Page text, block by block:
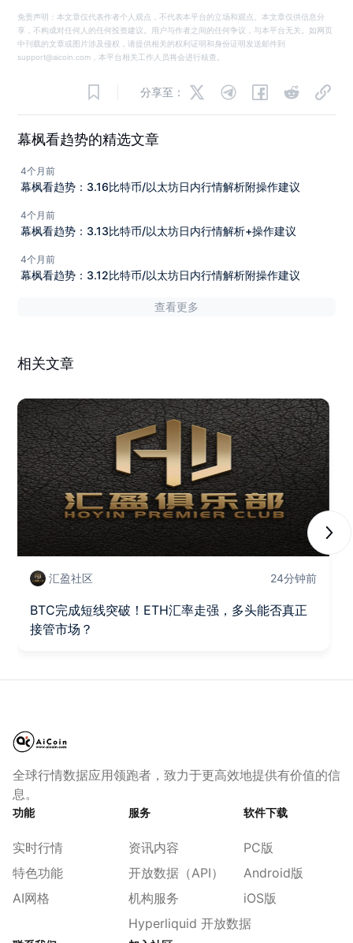
免责声明：本文章仅代表作者个人观点，不代表本平台的立场和观点。本文章仅供信息分
享，不构成对任何人的任何投资建议。用户与作者之间的任何争议，与本平台无关。如网页
中刊载的文章或图片涉及侵权，请提供相关的权利证明和身份证明发送邮件到
support@aicoin.com，本平台相关工作人员将会进行核查。
分享至：
幕枫看趋势的精选文章
4个月前
幕枫看趋势：3.16比特币/以太坊日内行情解析附操作建议
4个月前
幕枫看趋势：3.13比特币/以太坊日内行情解析+操作建议
4个月前
幕枫看趋势：3.12比特币/以太坊日内行情解析附操作建议
查看更多
相关文章
汇盈社区 24分钟前
BTC完成短线突破！ETH汇率走强，多头能否真正
接管市场？
全球行情数据应用领跑者，致力于更高效地提供有价值的信
息。
功能
实时行情
特色功能
AI网格
服务
资讯内容
开放数据（API）
机构服务
Hyperliquid 开放数据
软件下载
PC版
Android版
iOS版